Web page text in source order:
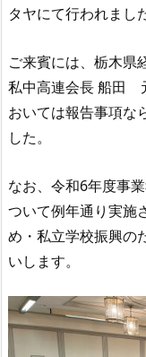
タヤにて行われました
ご来賓には、栃木県
私中高連会長 船田
おいては報告事項な
した。
なお、令和6年度事
ついて例年通り実施
め・私立学校振興の
いします。